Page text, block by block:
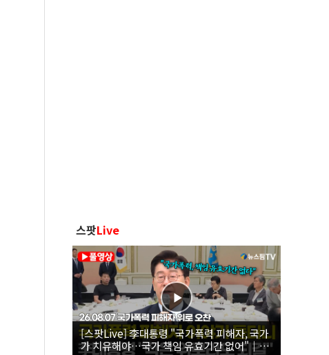
스팟Live
[스팟Live] 李대통령 "국가폭력 피해자, 국가
가 치유해야…국가 책임 유효기간 없어"｜